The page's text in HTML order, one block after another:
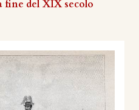
fine del XIX secolo